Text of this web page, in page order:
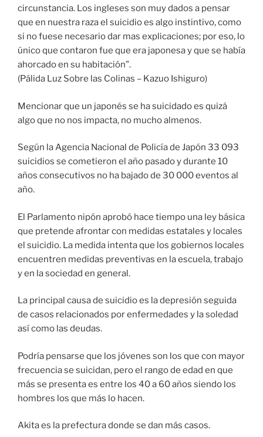
circunstancia. Los ingleses son muy dados a pensar
que en nuestra raza el suicidio es algo instintivo, como
si no fuese necesario dar mas explicaciones; por eso, lo
único que contaron fue que era japonesa y que se había
ahorcado en su habitación”.
(Pálida Luz Sobre las Colinas – Kazuo Ishiguro)
Mencionar que un japonés se ha suicidado es quizá
algo que no nos impacta, no mucho almenos.
Según la Agencia Nacional de Policía de Japón 33 093
suicidios se cometieron el año pasado y durante 10
años consecutivos no ha bajado de 30 000 eventos al
año.
El Parlamento nipón aprobó hace tiempo una ley básica
que pretende afrontar con medidas estatales y locales
el suicidio. La medida intenta que los gobiernos locales
encuentren medidas preventivas en la escuela, trabajo
y en la sociedad en general.
La principal causa de suicidio es la depresión seguida
de casos relacionados por enfermedades y la soledad
así como las deudas.
Podría pensarse que los jóvenes son los que con mayor
frecuencia se suicidan, pero el rango de edad en que
más se presenta es entre los 40 a 60 años siendo los
hombres los que más lo hacen.
Akita es la prefectura donde se dan más casos.